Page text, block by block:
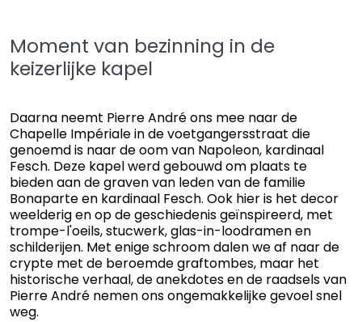
Moment van bezinning in de
keizerlijke kapel
Daarna neemt Pierre André ons mee naar de
Chapelle Impériale in de voetgangersstraat die
genoemd is naar de oom van Napoleon, kardinaal
Fesch. Deze kapel werd gebouwd om plaats te
bieden aan de graven van leden van de familie
Bonaparte en kardinaal Fesch. Ook hier is het decor
weelderig en op de geschiedenis geïnspireerd, met
trompe-l'oeils, stucwerk, glas-in-loodramen en
schilderijen. Met enige schroom dalen we af naar de
crypte met de beroemde graftombes, maar het
historische verhaal, de anekdotes en de raadsels van
Pierre André nemen ons ongemakkelijke gevoel snel
weg.